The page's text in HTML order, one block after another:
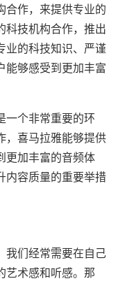
合作，来提供专业的
科技机构合作，推出
业的科技知识、严谨
能够感受到更加丰富
一个非常重要的环
，喜马拉雅能够提供
更加丰富的音频体
内容质量的重要举措
我们经常需要在自己
艺术感和听感。那